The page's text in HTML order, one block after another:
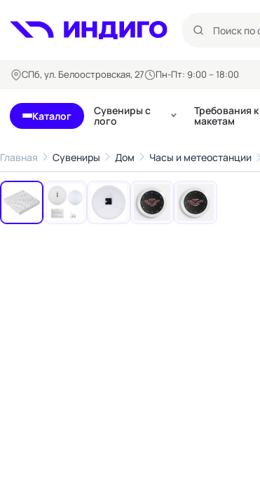
СПб, ул. Белоостровская, 27 Пн-Пт: 9:00 – 18:00
Каталог
Бланки и формуляры
Блокноты
Бейджи
Билеты, купоны
Буклеты
Сувениры с
лого
Требования к
макетам
Главная Сувениры Дом Часы и метеостанции
‹